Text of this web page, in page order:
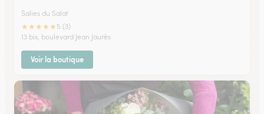
Salies du Salat
★★★★★ 5 (3)
13 bis, boulevard Jean Jaurès
Voir la boutique